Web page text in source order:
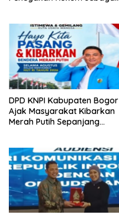
DPD KNPI Kabupaten Bogor
Ajak Masyarakat Kibarkan
Merah Putih Sepanjang